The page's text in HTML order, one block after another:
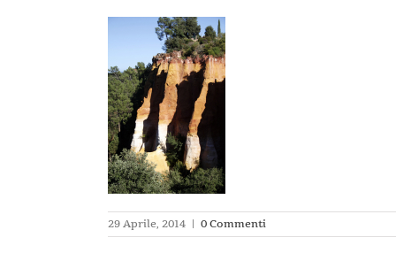
29 Aprile, 2014 | 0 Commenti